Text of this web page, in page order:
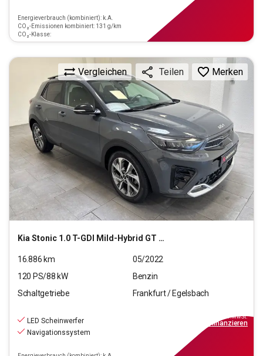
Energieverbrauch (kombiniert): k.A.
CO₂-Emissionen kombiniert: 131 g/km
CO₂-Klasse:
Kia Stonic 1.0 T-GDI Mild-Hybrid GT Line (EURO 6d)
Vergleichen Teilen Merken
16.886 km
05/2022
120 PS/88 kW
Benzin
Schaltgetriebe
Frankfurt / Egelsbach
LED Scheinwerfer
Navigationssystem
inkl.MwSt.
finanzieren